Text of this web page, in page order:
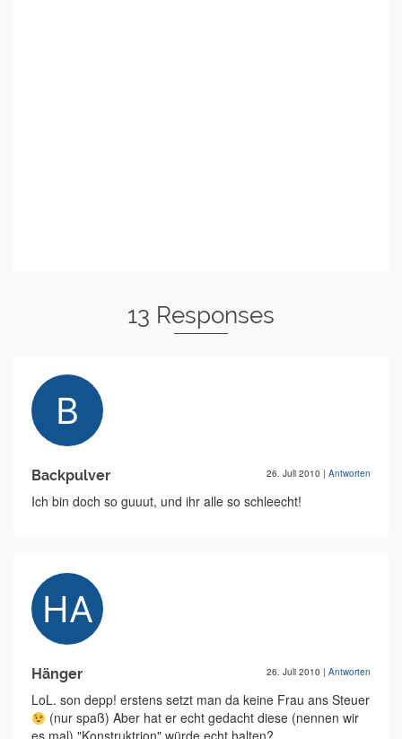
13 Responses
Backpulver 26. Juli 2010 | Antworten
Ich bin doch so guuut, und ihr alle so schleecht!
Hänger 26. Juli 2010 | Antworten
LoL. son depp! erstens setzt man da keine Frau ans Steuer
(nur spaß) Aber hat er echt gedacht diese (nennen wir